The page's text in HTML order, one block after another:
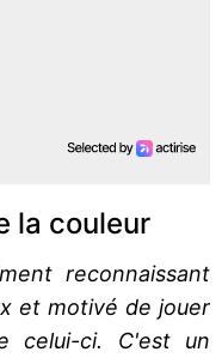
la couleur
reconnaissant
et motivé de jouer
celui-ci. C'est un